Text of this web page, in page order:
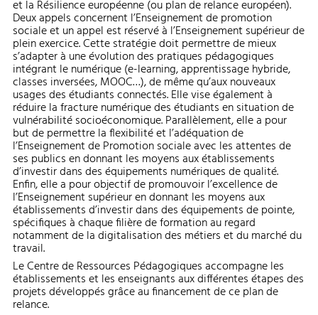
et la Résilience européenne (ou plan de relance européen).
Deux appels concernent l’Enseignement de promotion
sociale et un appel est réservé à l’Enseignement supérieur de
plein exercice. Cette stratégie doit permettre de mieux
s’adapter à une évolution des pratiques pédagogiques
intégrant le numérique (e-learning, apprentissage hybride,
classes inversées, MOOC…), de même qu’aux nouveaux
usages des étudiants connectés. Elle vise également à
réduire la fracture numérique des étudiants en situation de
vulnérabilité socioéconomique. Parallèlement, elle a pour
but de permettre la flexibilité et l’adéquation de
l’Enseignement de Promotion sociale avec les attentes de
ses publics en donnant les moyens aux établissements
d’investir dans des équipements numériques de qualité.
Enfin, elle a pour objectif de promouvoir l’excellence de
l’Enseignement supérieur en donnant les moyens aux
établissements d’investir dans des équipements de pointe,
spécifiques à chaque filière de formation au regard
notamment de la digitalisation des métiers et du marché du
travail.
Le Centre de Ressources Pédagogiques accompagne les
établissements et les enseignants aux différentes étapes des
projets développés grâce au financement de ce plan de
relance.